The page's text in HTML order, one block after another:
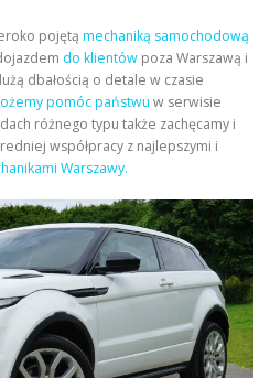
pojętą mechaniką samochodową
do klientów poza Warszawą i
dbałością o detale w czasie
pomóc państwu w serwisie
różnego typu także zachęcamy i
współpracy z najlepszymi i
Warszawy.